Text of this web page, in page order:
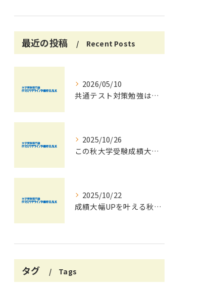
最近の投稿 Recent Posts
2026/05/10
共通テスト対策勉強は早めに始めましょう！
2025/10/26
この秋大学受験成績大幅UPの秘訣
2025/10/22
成績大幅UPを叶える秋の効率学習法
タグ Tags